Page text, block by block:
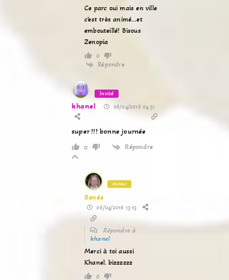
Ce parc oui mais en ville
c’est très animé…et
embouteillé! Bisous
Zenopia
0
Répondre
Invité
khanel 06/04/2016 04:51
super !!! bonne journée
0 Répondre
Auteur
Renée
06/04/2016 13:15
Répondre à
khanel
Merci à toi aussi
Khanel. bizzzzzz
0